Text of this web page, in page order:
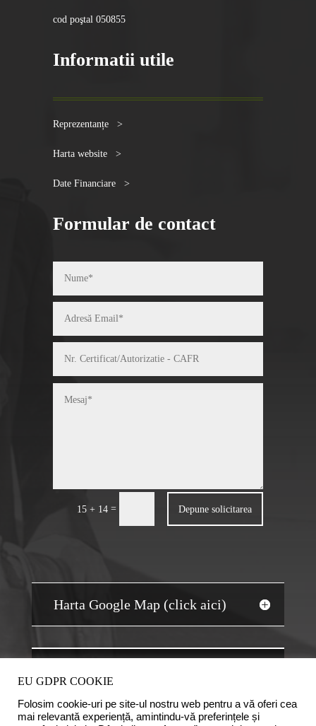
cod poştal 050855
Informatii utile
Reprezentanțe >
Harta website >
Date Financiare >
Formular de contact
15 + 14 = Depune solicitarea
Harta Google Map (click aici)
EU GDPR COOKIE
Folosim cookie-uri pe site-ul nostru web pentru a vă oferi cea
mai relevantă experiență, amintindu-vă preferințele și